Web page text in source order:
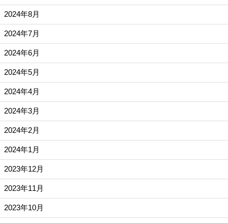
2024年8月
2024年7月
2024年6月
2024年5月
2024年4月
2024年3月
2024年2月
2024年1月
2023年12月
2023年11月
2023年10月